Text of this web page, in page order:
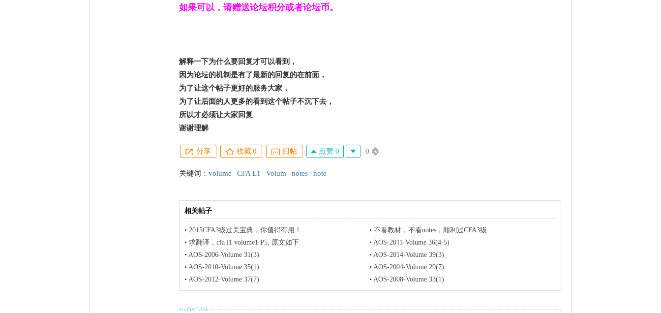
如果可以，请赠送论坛积分或者论坛币。
解释一下为什么要回复才可以看到，
因为论坛的机制是有了最新的回复的在前面，
为了让这个帖子更好的服务大家，
为了让后面的人更多的看到这个帖子不沉下去，
所以才必须让大家回复
谢谢理解
分享 收藏0 回帖 点赞 0 0
关键词： volume CFA L1 Volum notes note
相关帖子
• 2015CFA3级过关宝典，你值得有用！ • 不看教材，不看notes，顺利过CFA3级
• 求翻译，cfa l1 volume1 P5, 原文如下 • AOS-2011-Volume 36(4-5)
• AOS-2006-Volume 31(3) • AOS-2014-Volume 39(3)
• AOS-2010-Volume 35(1) • AOS-2004-Volume 29(7)
• AOS-2012-Volume 37(7) • AOS-2008-Volume 33(1)